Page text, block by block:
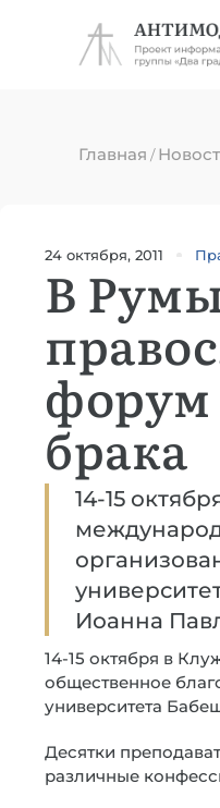
Главная /
24 октября, 2011
В
форум
брака
14-15
Иоанна
14-15 октября в
общественное
университета
Десятки
различные